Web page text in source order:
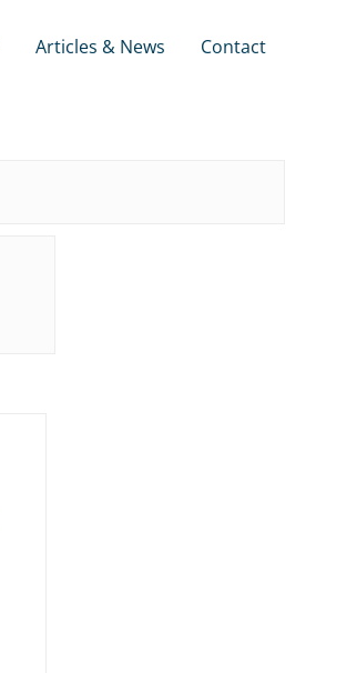
Articles & News Contact